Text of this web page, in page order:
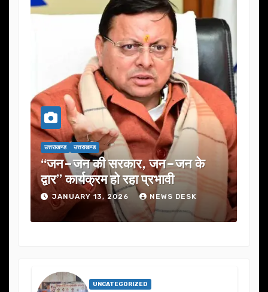
उत्तराखण्ड उत्तराखण्ड
“जन–जन की सरकार, जन–जन के
द्वार” कार्यक्रम हो रहा प्रभावी
JANUARY 13, 2026 NEWS DESK
UNCATEGORIZED